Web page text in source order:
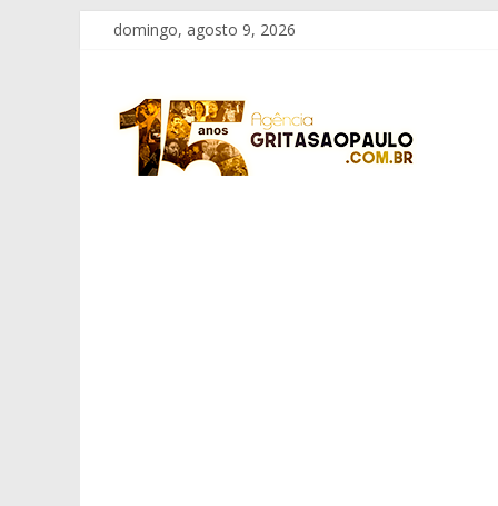
Pular
conteúdo
domingo, agosto 9, 2026
Grita
São